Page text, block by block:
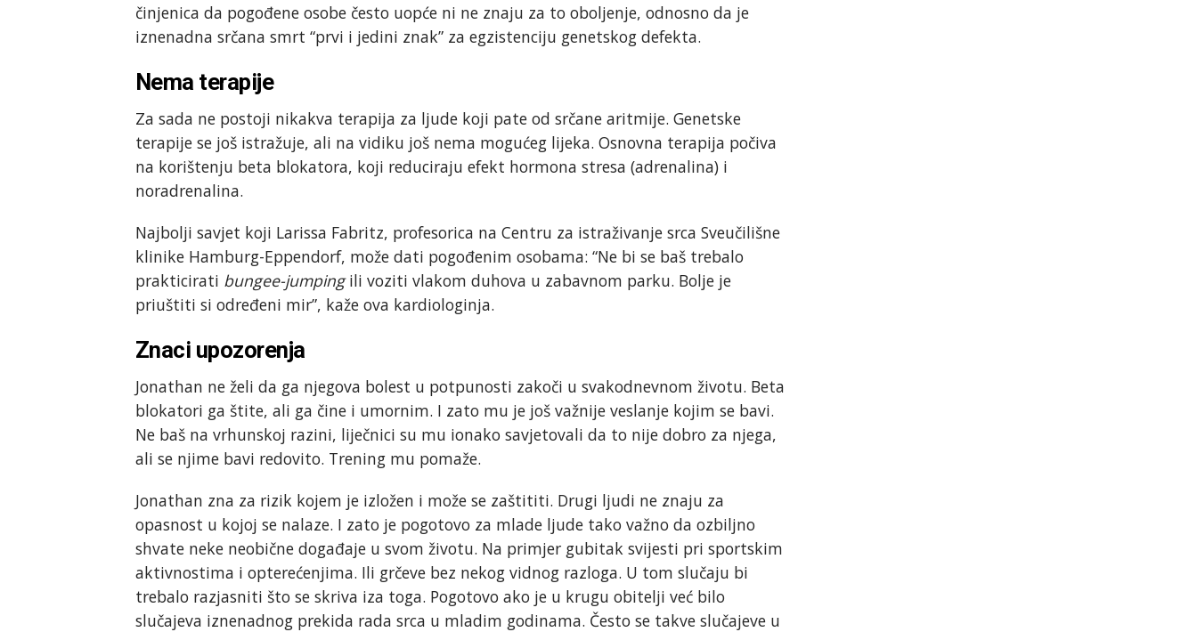
činjenica da pogođene osobe često uopće ni ne znaju za to oboljenje, odnosno da je
iznenadna srčana smrt “prvi i jedini znak” za egzistenciju genetskog defekta.
Nema terapije
Za sada ne postoji nikakva terapija za ljude koji pate od srčane aritmije. Genetske
terapije se još istražuje, ali na vidiku još nema mogućeg lijeka. Osnovna terapija počiva
na korištenju beta blokatora, koji reduciraju efekt hormona stresa (adrenalina) i
noradrenalina.
Najbolji savjet koji Larissa Fabritz, profesorica na Centru za istraživanje srca Sveučilišne
klinike Hamburg-Eppendorf, može dati pogođenim osobama: “Ne bi se baš trebalo
prakticirati bungee-jumpingili voziti vlakom duhova u zabavnom parku. Bolje je
priuštiti si određeni mir”, kaže ova kardiologinja.
Znaci upozorenja
Jonathan ne želi da ga njegova bolest u potpunosti zakoči u svakodnevnom životu. Beta
blokatori ga štite, ali ga čine i umornim. I zato mu je još važnije veslanje kojim se bavi.
Ne baš na vrhunskoj razini, liječnici su mu ionako savjetovali da to nije dobro za njega,
ali se njime bavi redovito. Trening mu pomaže.
Jonathan zna za rizik kojem je izložen i može se zaštititi. Drugi ljudi ne znaju za
opasnost u kojoj se nalaze. I zato je pogotovo za mlade ljude tako važno da ozbiljno
shvate neke neobične događaje u svom životu. Na primjer gubitak svijesti pri sportskim
aktivnostima i opterećenjima. Ili grčeve bez nekog vidnog razloga. U tom slučaju bi
trebalo razjasniti što se skriva iza toga. Pogotovo ako je u krugu obitelji već bilo
slučajeva iznenadnog prekida rada srca u mladim godinama. Često se takve slučajeve u